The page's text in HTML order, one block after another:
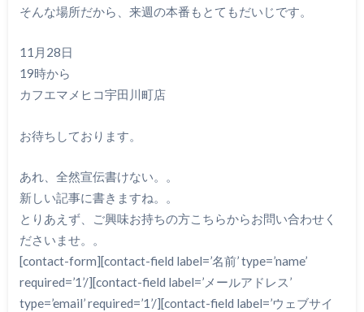
そんな場所だから、来週の本番もとてもだいじです。
11月28日
19時から
カフエマメヒコ宇田川町店
お待ちしております。
あれ、全然宣伝書けない。。
新しい記事に書きますね。。
とりあえず、ご興味お持ちの方こちらからお問い合わせく
ださいませ。。
[contact-form][contact-field label=’名前’ type=’name’
required=’1’/][contact-field label=’メールアドレス’
type=’email’ required=’1’/][contact-field label=’ウェブサイ